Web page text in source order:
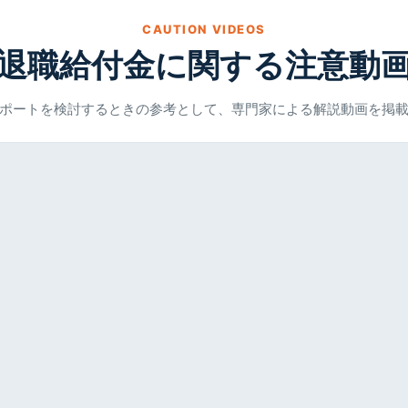
CAUTION VIDEOS
職給付金に関する注意動
ートを検討するときの参考として、専門家による解説動画を掲